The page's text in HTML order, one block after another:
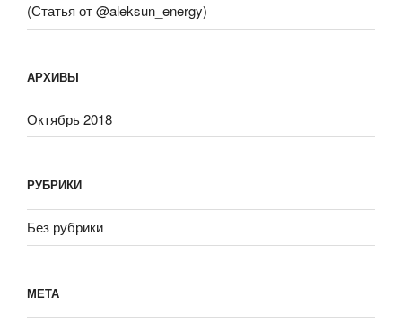
(Статья от @aleksun_energy)
АРХИВЫ
Октябрь 2018
РУБРИКИ
Без рубрики
МЕТА